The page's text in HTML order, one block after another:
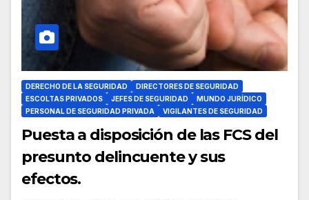
DERECHO DE LA SEGURIDAD
DIRECTORES DE SEGURIDAD
ESCOLTAS PRIVADOS
JEFES DE SEGURIDAD
MUNDO JURÍDICO
PERSONAL DE SEGURIDAD PRIVADA
VIGILANTES DE SEGURIDAD
Puesta a disposición de las FCS del
presunto delincuente y sus
efectos.